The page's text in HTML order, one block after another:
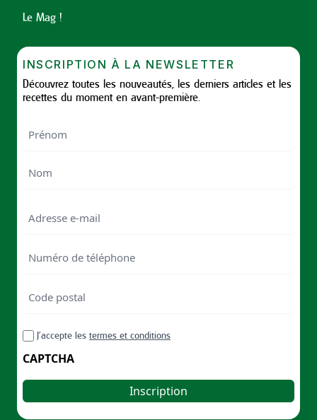
Le Mag !
INSCRIPTION À LA NEWSLETTER
Découvrez toutes les nouveautés, les derniers articles et les
recettes du moment en avant-première.
de
postal
postal
RGPDJ’accepte les termes et conditions
CAPTCHA